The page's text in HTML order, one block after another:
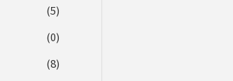
(5)
(0)
(8)